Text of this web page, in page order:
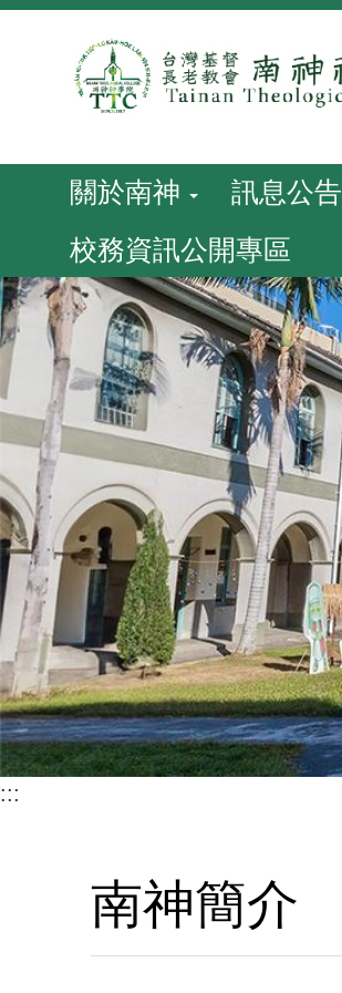
跳
關於南神 訊息公告
校務資訊公開專區
:::
南神簡介